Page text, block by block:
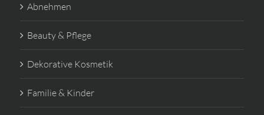
Abnehmen
Beauty & Pflege
Dekorative Kosmetik
Familie & Kinder